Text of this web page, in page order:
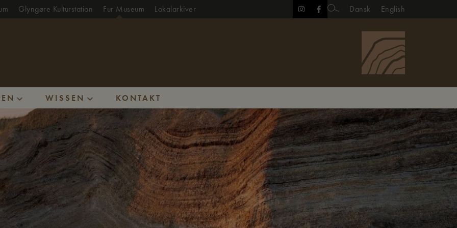
Glyngøre Kulturstation Fur Museum Lokalarkiver Dansk English
WISSEN KONTAKT